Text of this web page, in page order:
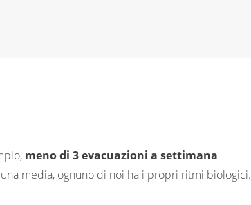
meno di 3 evacuazioni a settimana
media, ognuno di noi ha i propri ritmi biologici.